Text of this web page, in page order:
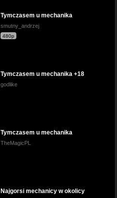
Tymczasem u mechanika
smutny_andrzej
480p
Tymczasem u mechanika +18
godlike
Tymczasem u mechanika
TheMagicPL
Najgorsi mechanicy w okolicy